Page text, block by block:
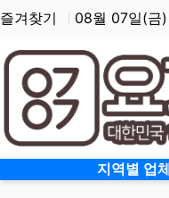
즐겨찾기 08월 07일(금)
지역별 업